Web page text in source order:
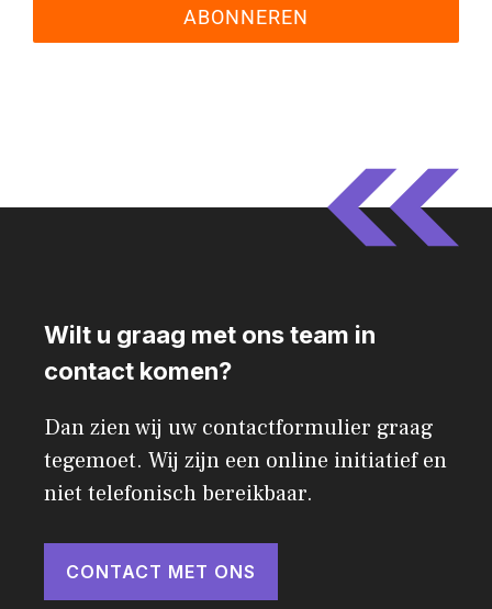
ABONNEREN
Wilt u graag met ons team in
contact komen?
Dan zien wij uw contactformulier graag
tegemoet. Wij zijn een online initiatief en
niet telefonisch bereikbaar.
CONTACT MET ONS